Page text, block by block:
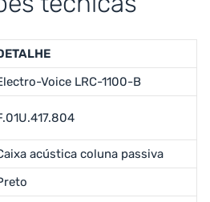
Voice LRC-1100-B
acústica coluna passiva